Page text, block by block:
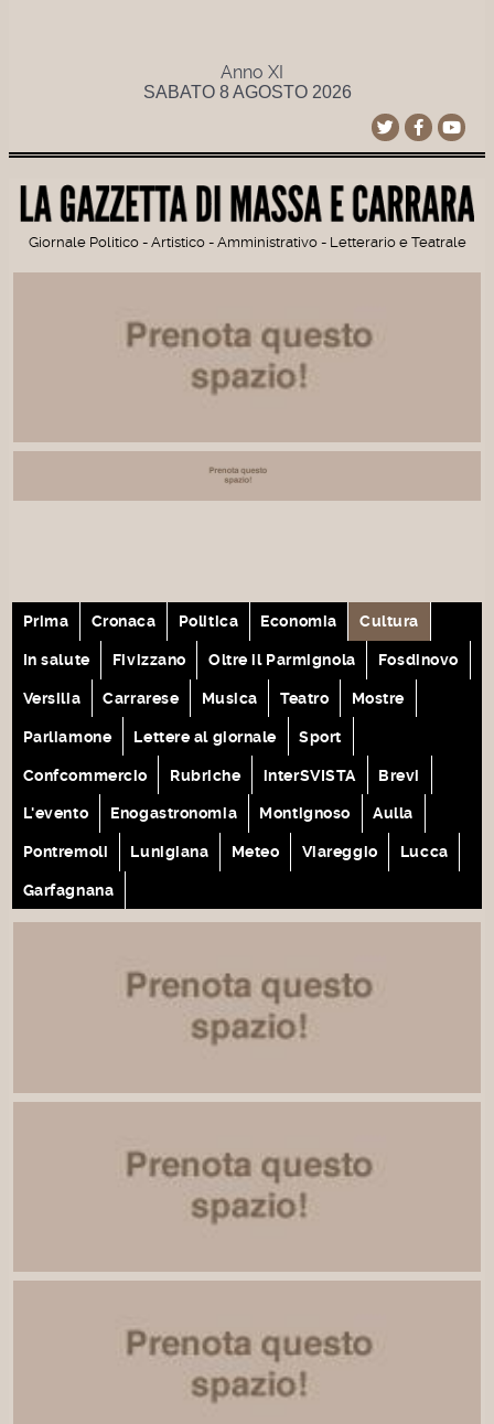
Anno XI
SABATO 8 AGOSTO 2026
Giornale Politico - Artistico - Amministrativo - Letterario e Teatrale
Prima Cronaca Politica Economia Cultura
In salute Fivizzano Oltre il Parmignola Fosdinovo
Versilia Carrarese Musica Teatro Mostre
Parliamone Lettere al giornale Sport
Confcommercio Rubriche interSVISTA Brevi
L'evento Enogastronomia Montignoso Aulla
Pontremoli Lunigiana Meteo Viareggio Lucca
Garfagnana